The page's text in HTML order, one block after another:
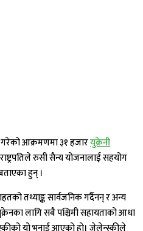
आक्रमणमा ३१ हजारयुक्रेनी
रुसी सैन्य योजनालाई सहयोग
हुन् ।
तथ्याङ्क सार्वजनिक गर्दैनन् र अन्य
लागि सबै पश्चिमी सहायताको आधा